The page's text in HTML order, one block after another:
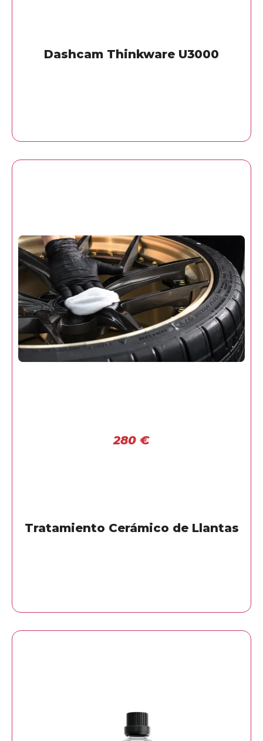
Dashcam Thinkware U3000
280 €
Tratamiento Cerámico de Llantas